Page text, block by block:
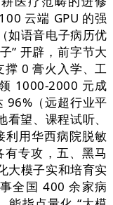
云端 GPU 的强
如语音电子病历优
” 开辟，前字节大
撑 0 膏火入学、工
1000-2000 元成
96%（远超行业平
望、课程试听、
利用华西病院脱敏
专攻，五、黑马
模子实和培育实
全国 400 余家病